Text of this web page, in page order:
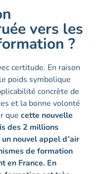
vers les
?
certitude. En raison
poids symbolique
concrète de
et la bonne volonté
que cette nouvelle
des 2 millions
nouvel appel d’air
de formation
en France. En